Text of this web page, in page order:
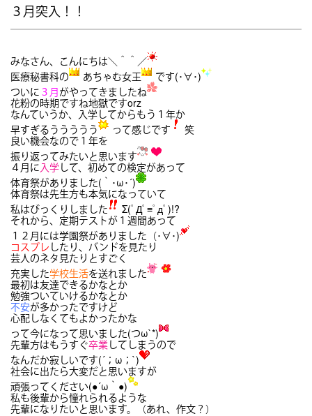
３月突入！！
みなさん、こんにちは＼＾＾／
医療秘書科の
あちゃむ女王
です(･∀･)
ついに ３月がやってきましたね
花粉の時期ですね地獄ですorz
なんていうか、入学してからもう１年か
早すぎるううううう
って感じです
笑
良い機会なので１年を
振り返ってみたいと思います
４月に 入学して、初めての検定があって
体育祭がありました(｀･ω･´)
体育祭は先生方も本気になっていて
私はびっくりしました
Σ(ﾟДﾟ≡ﾟдﾟ)!?
それから、定期テストが１週間あって
１２月には学園祭がありました（･∀･)
コスプレ したり、バンドを見たり
芸人のネタ見たりとすごく
充実した学校生活を送れました
最初は友達できるかなとか
勉強ついていけるかなとか
不安が多かったですけど
心配しなくてもよかったかな
って今になって思いました(つω`*)
先輩方はもうすぐ卒業してしまうので
なんだか寂しいです(´；ω；`)
社会に出たら大変だと思いますが
頑張ってください(●´ω｀●)
私も後輩から憧れられるような
先輩になりたいと思います。（あれ、作文？）